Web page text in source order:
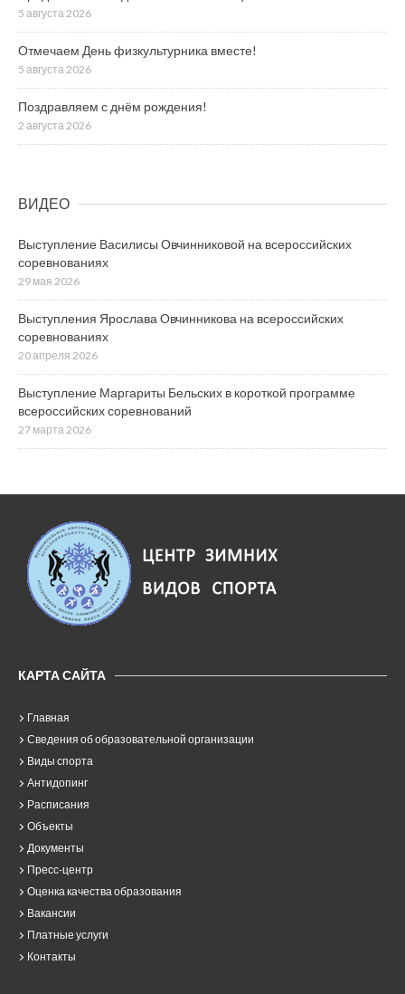
5 августа 2026
Отмечаем День физкультурника вместе!
5 августа 2026
Поздравляем с днём рождения!
2 августа 2026
ВИДЕО
Выступление Василисы Овчинниковой на всероссийских
соревнованиях
29 мая 2026
Выступления Ярослава Овчинникова на всероссийских
соревнованиях
20 апреля 2026
Выступление Маргариты Бельских в короткой программе
всероссийских соревнований
27 марта 2026
КАРТА САЙТА
Главная
Сведения об образовательной организации
Виды спорта
Антидопинг
Расписания
Объекты
Документы
Пресс-центр
Оценка качества образования
Вакансии
Платные услуги
Контакты